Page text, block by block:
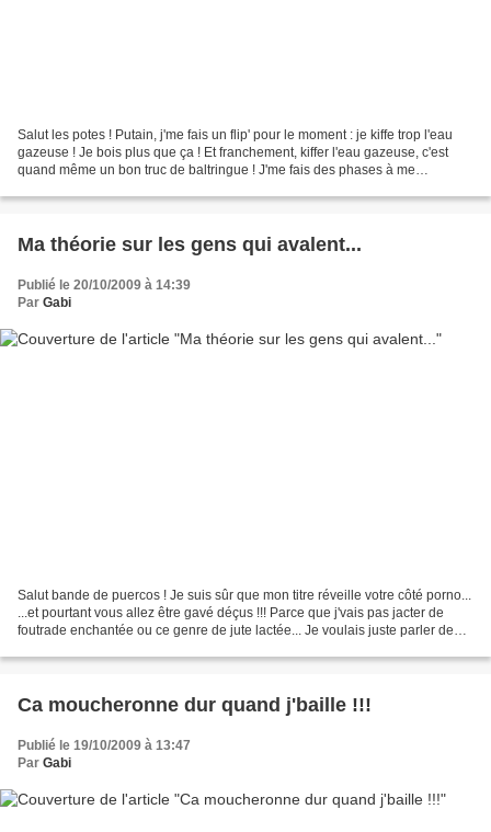
Salut les potes ! Putain, j'me fais un flip' pour le moment : je kiffe trop l'eau
gazeuse ! Je bois plus que ça ! Et franchement, kiffer l'eau gazeuse, c'est
quand même un bon truc de baltringue ! J'me fais des phases à me
Ma théorie sur les gens qui avalent...
Publié le 20/10/2009 à 14:39
Par Gabi
Salut bande de puercos ! Je suis sûr que mon titre réveille votre côté porno...
...et pourtant vous allez être gavé déçus !!! Parce que j'vais pas jacter de
foutrade enchantée ou ce genre de jute lactée... Je voulais juste parler de
Ca moucheronne dur quand j'baille !!!
Publié le 19/10/2009 à 13:47
Par Gabi